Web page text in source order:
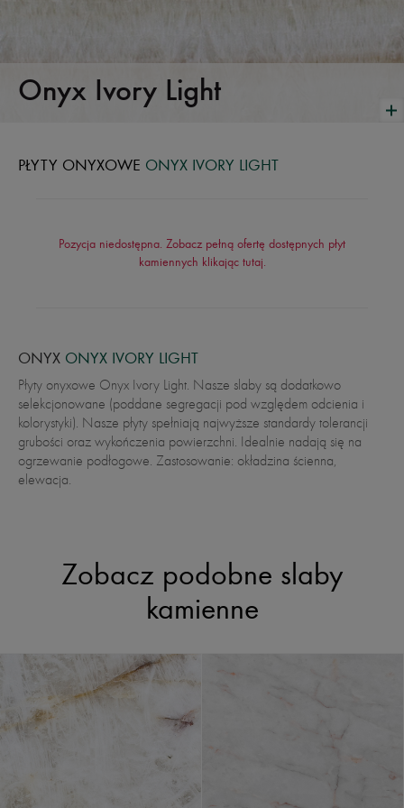
Onyx Ivory Light
PŁYTY ONYXOWE ONYX IVORY LIGHT
Pozycja niedostępna. Zobacz pełną ofertę dostępnych płyt
kamiennych klikając tutaj.
ONYX ONYX IVORY LIGHT
Płyty onyxowe Onyx Ivory Light. Nasze slaby są dodatkowo
selekcjonowane (poddane segregacji pod względem odcienia i
kolorystyki). Nasze płyty spełniają najwyższe standardy tolerancji
grubości oraz wykończenia powierzchni. Idealnie nadają się na
ogrzewanie podłogowe. Zastosowanie: okładzina ścienna,
elewacja.
Zobacz podobne slaby
kamienne